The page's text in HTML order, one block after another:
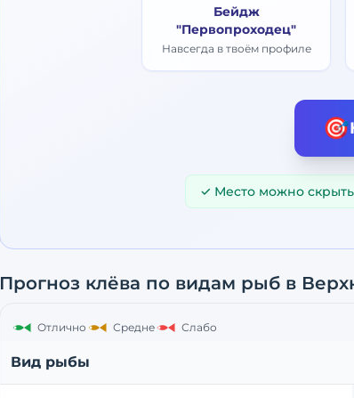
Бейдж
"Первопроходец"
Навсегда в твоём профиле
🎯
✓ Место можно
Прогноз клёва по видам рыб в
Отлично Средне Слабо
Вид рыбы